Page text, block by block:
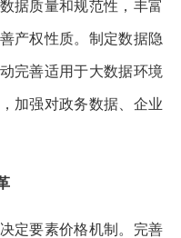
据质量和规范性，丰富
产权性质。制定数据隐
完善适用于大数据环境
加强对政务数据、企业
要素价格机制。完善